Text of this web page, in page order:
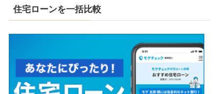
住宅ローンを一括比較